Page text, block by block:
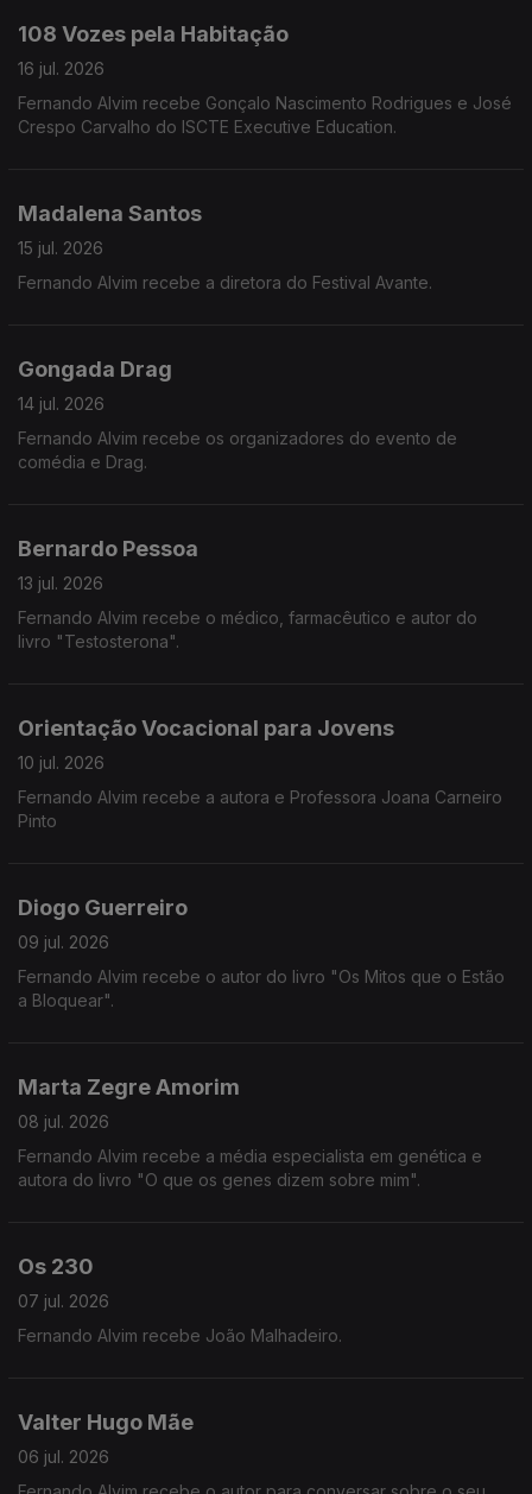
108 Vozes pela Habitação
16 jul. 2026
Fernando Alvim recebe Gonçalo Nascimento Rodrigues e José
Crespo Carvalho do ISCTE Executive Education.
Madalena Santos
15 jul. 2026
Fernando Alvim recebe a diretora do Festival Avante.
Gongada Drag
14 jul. 2026
Fernando Alvim recebe os organizadores do evento de
comédia e Drag.
Bernardo Pessoa
13 jul. 2026
Fernando Alvim recebe o médico, farmacêutico e autor do
livro "Testosterona".
Orientação Vocacional para Jovens
10 jul. 2026
Fernando Alvim recebe a autora e Professora Joana Carneiro
Pinto
Diogo Guerreiro
09 jul. 2026
Fernando Alvim recebe o autor do livro "Os Mitos que o Estão
a Bloquear".
Marta Zegre Amorim
08 jul. 2026
Fernando Alvim recebe a média especialista em genética e
autora do livro "O que os genes dizem sobre mim".
Os 230
07 jul. 2026
Fernando Alvim recebe João Malhadeiro.
Valter Hugo Mãe
06 jul. 2026